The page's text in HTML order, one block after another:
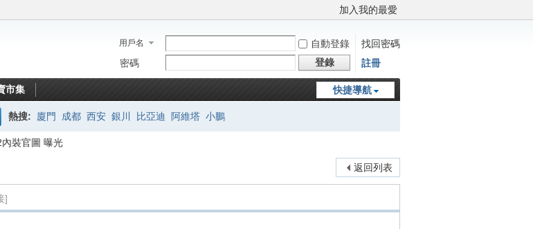
加入我的最愛
用戶名 自動登錄
找回密碼
密碼
登錄 註冊
快捷導航
市集
熱搜: 廈門 成都 西安 銀川 比亞迪 阿維塔 小鵬
裝官圖 曝光
返回列表
]